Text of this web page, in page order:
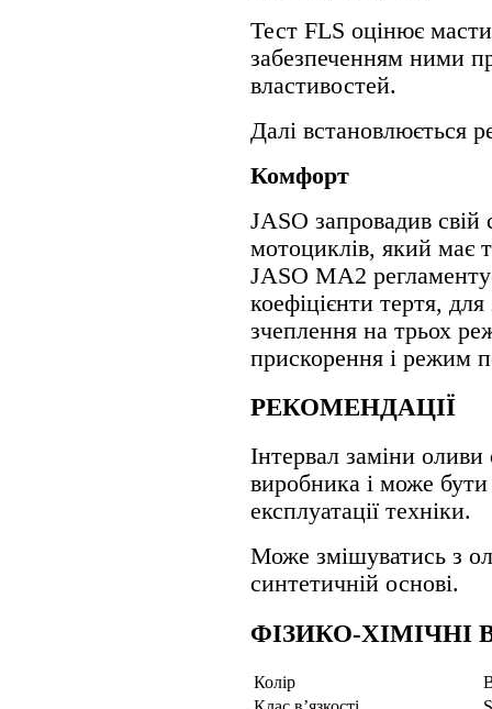
Тест FLS оцінює
забезпеченням ними
властивостей.
Далі встановлюється
Комфорт
JASO запровадив
мотоциклів, який
JASO MA2
коефіцієнти тертя,
зчеплення на трьох
прискорення і режим
РЕКОМЕНДАЦІЇ
Інтервал заміни оливи
виробника і може
експлуатації техніки.
Може змішуватись з
синтетичній основі.
ФІЗИКО-ХІМІЧНІ
Колiр